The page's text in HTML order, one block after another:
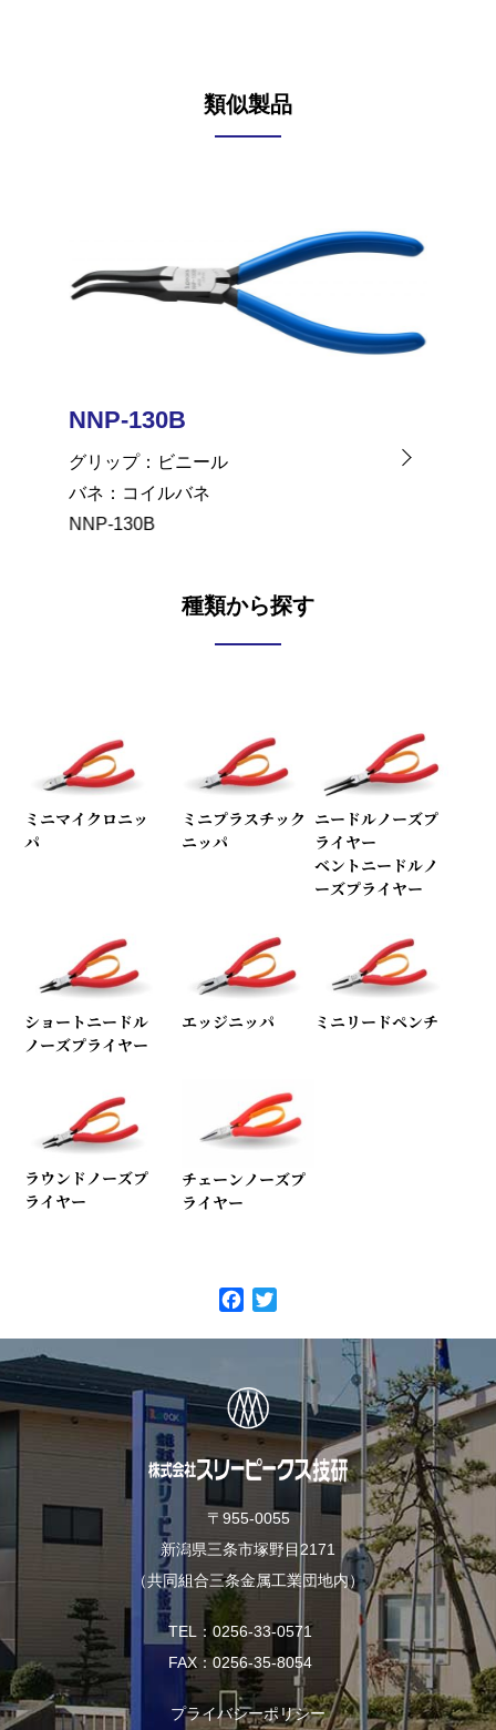
類似製品
NNP-130B
グリップ
ビニール
バネ
コイルバネ
NNP-130B
種類から探す
ミニマイクロニッ
パ
ミニプラスチック
ニッパ
ニードルノーズプ
ライヤー
ベントニードルノ
ーズプライヤー
ショートニードル
ノーズプライヤー
エッジニッパ ミニリードペンチ
ラウンドノーズプ
ライヤー
チェーンノーズプ
ライヤー
b
o
k
t
e
〒955-0055
新潟県三条市塚野目2171
（共同組合三条金属工業団地内）
TEL
0256-33-0571
FAX
0256-35-8054
プライバシーポリシー